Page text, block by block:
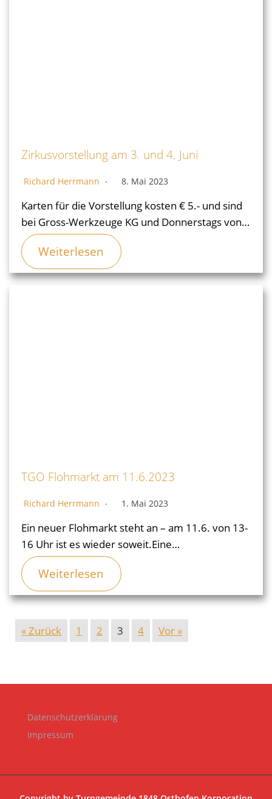
Zirkusvorstellung am 3. und 4. Juni
Richard Herrmann 8. Mai 2023
Karten für die Vorstellung kosten € 5.- und sind
bei Gross-Werkzeuge KG und Donnerstags von…
Weiterlesen
TGO Flohmarkt am 11.6.2023
Richard Herrmann 1. Mai 2023
Ein neuer Flohmarkt steht an – am 11.6. von 13-
16 Uhr ist es wieder soweit.Eine…
Weiterlesen
« Zurück 1 2 3 4 Vor »
Datenschutzerklärung
Impressum